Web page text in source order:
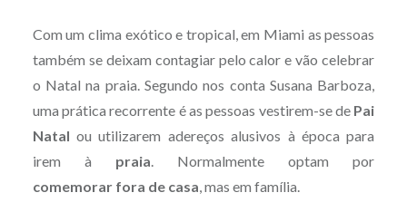
Com um clima exótico e tropical, em Miami as pessoas
também se deixam contagiar pelo calor e vão celebrar
o Natal na praia. Segundo nos conta Susana Barboza,
uma prática recorrente é as pessoas vestirem-se de Pai
Natal ou utilizarem adereços alusivos à época para
irem à praia. Normalmente optam por
comemorar fora de casa, mas em família.